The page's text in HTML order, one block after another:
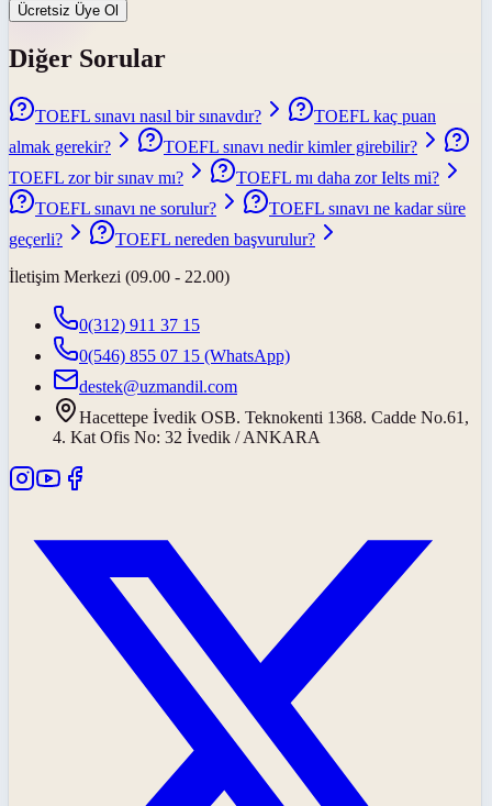
Ücretsiz Üye Ol
Diğer Sorular
TOEFL sınavı nasıl bir sınavdır?
TOEFL kaç puan
almak gerekir?
TOEFL sınavı nedir kimler girebilir?
TOEFL zor bir sınav mı?
TOEFL mı daha zor Ielts mi?
TOEFL sınavı ne sorulur?
TOEFL sınavı ne kadar süre
geçerli?
TOEFL nereden başvurulur?
İletişim Merkezi (09.00 - 22.00)
0(312) 911 37 15
0(546) 855 07 15 (WhatsApp)
destek@uzmandil.com
Hacettepe İvedik OSB. Teknokenti 1368. Cadde No.61,
4. Kat Ofis No: 32 İvedik / ANKARA